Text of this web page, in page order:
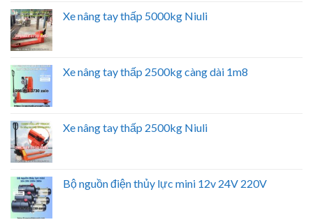
Xe nâng tay thấp 5000kg Niuli
Xe nâng tay thấp 2500kg càng dài 1m8
Xe nâng tay thấp 2500kg Niuli
Bộ nguồn điện thủy lực mini 12v 24V 220V